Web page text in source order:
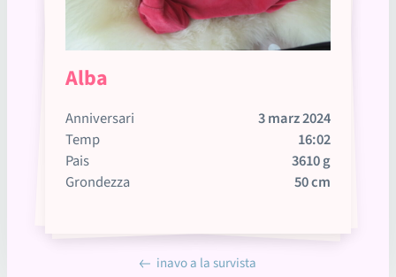
Alba
Anniversari
3 marz 2024
Temp
16:02
Pais
3610 g
Grondezza
50 cm
inavo a la survista